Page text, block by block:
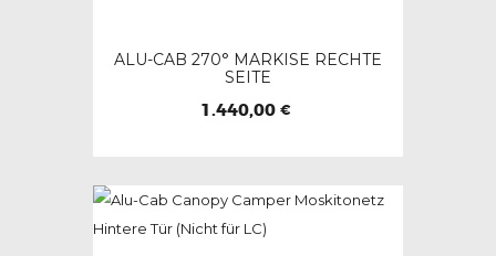
ALU-CAB 270° MARKISE RECHTE
SEITE
1.440,00 €